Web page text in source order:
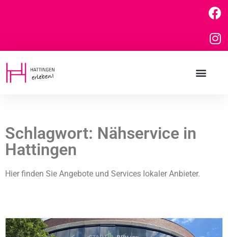
Schlagwort: Nähservice in
Hattingen
Hier finden Sie Angebote und Services lokaler Anbieter.